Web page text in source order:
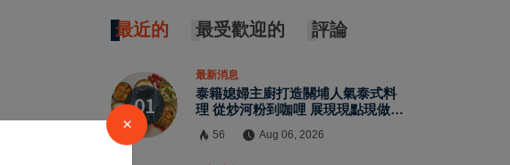
最近的 最受歡迎的 評論
最新消息
泰籍媳婦主廚打造關埔人氣泰式料
理 從炒河粉到咖哩 展現現點現做南
56 Aug 06, 2026